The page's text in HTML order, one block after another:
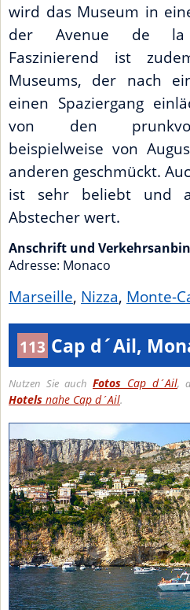
wird das Museum in
der Avenue de la
Faszinierend ist
Museums, der nach
einen Spaziergang
von den
beispielweise von
anderen geschmückt.
ist sehr beliebt und
Abstecher wert.
Anschrift und
Adresse: Monaco
Marseille, Nizza, Monte-
113 Cap d´Ail,
Nutzen Sie auch Fotos Cap d´Ail,
Hotels nahe Cap d´Ail.